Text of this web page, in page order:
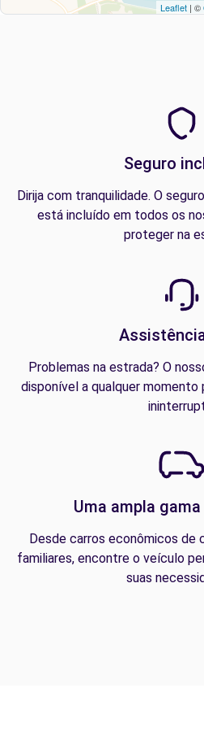
Leaflet | ©
Seguro
Dirija com tranquilidade. O
está incluído em todos os
proteger na
Problemas na estrada? O
disponível a qualquer momento
Uma ampla
Desde carros econômicos de
familiares, encontre o veículo
suas